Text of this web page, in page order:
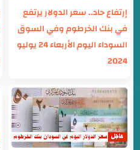
إرتفاع حاد.. سعر الدولار يرتفع
في بنك الخرطوم وفي السوق
السوداء اليوم الأربعاء 24 يوليو
2024